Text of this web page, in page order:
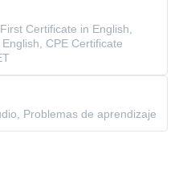
Certificate in English,
CPE Certificate
Problemas de aprendizaje